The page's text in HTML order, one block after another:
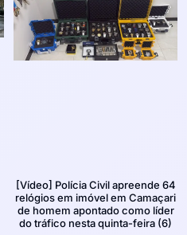
[Vídeo] Polícia Civil apreende 64
relógios em imóvel em Camaçari
de homem apontado como líder
do tráfico nesta quinta-feira (6)